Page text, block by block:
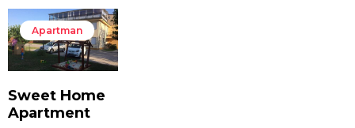
Apartman
Sweet Home
Apartment